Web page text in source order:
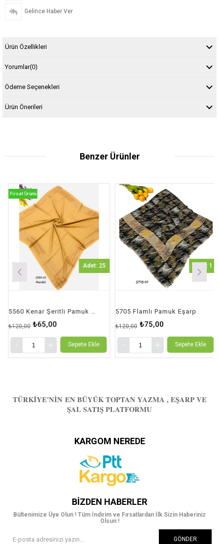
Gelince Haber Ver
Ürün Özellikleri
Yorumlar(0)
Ödeme Seçenekleri
Ürün Önerileri
Benzer Ürünler
5560 Kenar Şeritli Pamuk Eşarp
₺65,00
₺120,00
Adet: 25
Sepete Ekle
Fırsat Ürünü
5705 Flamlı Pamuk Eşarp
₺75,00
₺120,00
Adet: 1
Sepete Ekle
TÜRKIYE'NIN EN BÜYÜK TOPTAN YAZMA , EŞARP VE
ŞAL SATIŞ PLATFORMU
KARGOM NEREDE
BIZDEN HABERLER
Bültenimize Üye Olun ! Tüm İndirim ve Fırsatlardan İlk Sizin Haberiniz
Olsun !
GÖNDER